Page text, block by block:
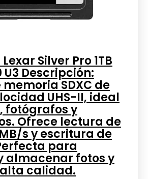
Silver Pro 1TB
U3 Descripción:
SDXC de
UHS-II, ideal
fotógrafos y
Ofrece lectura de
s y escritura de
para
almacenar fotos y
calidad.